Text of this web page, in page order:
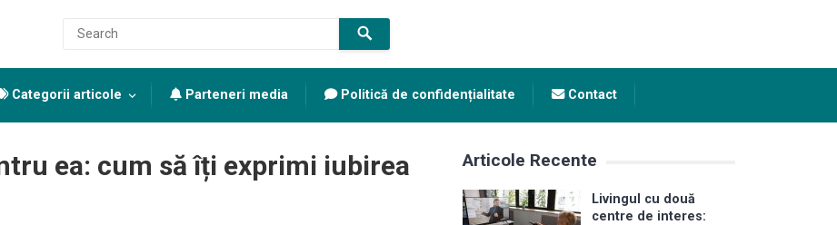
Categorii articole Parteneri media Politică de confidențialitate Contact
ea: cum să îți exprimi iubirea
Articole Recente
Livingul cu două
centre de interes: